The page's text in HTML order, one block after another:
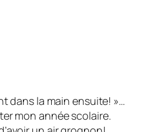
dans la main ensuite! »…
mon année scolaire.